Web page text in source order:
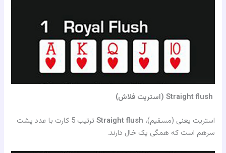
استریت یعنی (مسقیم)، Straight flush
ترتیب 5 کارت با عدد پشت
سرهم است که همگی یک خال دارند.